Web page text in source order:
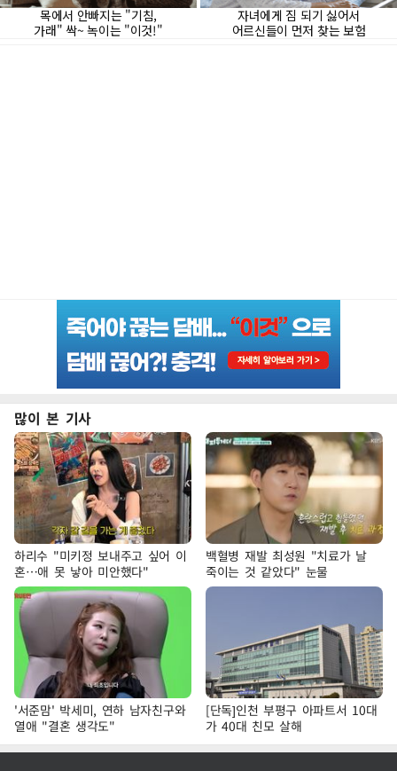
많이 본 기사
하리수 "미키정 보내주고 싶어 이
혼…애 못 낳아 미안했다"
백혈병 재발 최성원 "치료가 날
죽이는 것 같았다" 눈물
'서준맘' 박세미, 연하 남자친구와
열애 "결혼 생각도"
[단독]인천 부평구 아파트서 10대
가 40대 친모 살해